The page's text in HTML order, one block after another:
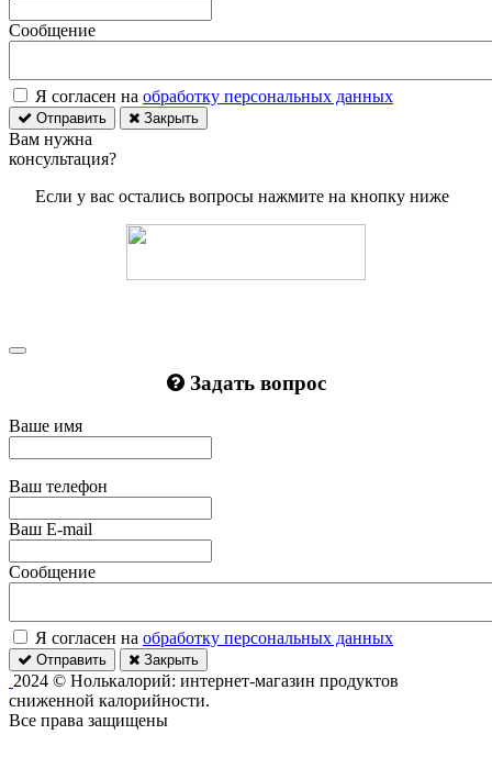
Сообщение
Я согласен на обработку персональных данных
Отправить Закрыть
Вам нужна
консультация?
Если у вас остались вопросы нажмите на кнопку ниже
Задать вопрос
Ваше имя
Ваш телефон
Ваш E-mail
Сообщение
Я согласен на обработку персональных данных
Отправить Закрыть
2024 © Нолькалорий: интернет-магазин продуктов
сниженной калорийности.
Все права защищены